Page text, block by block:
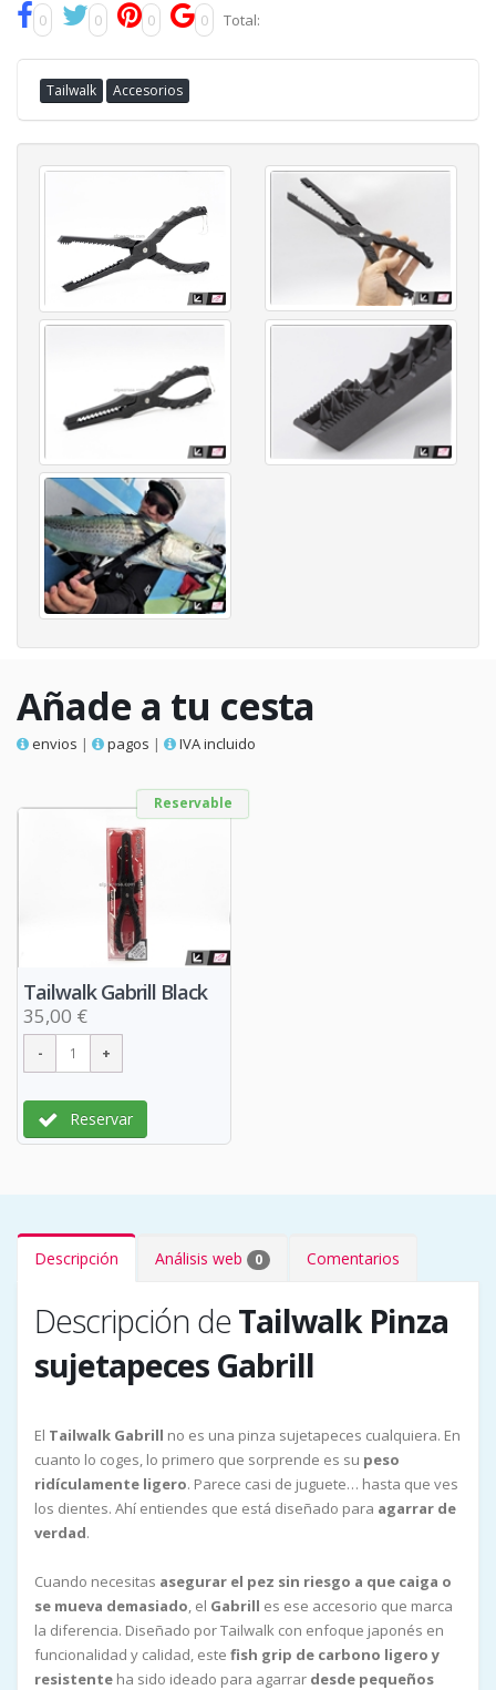
0 0 0 0 Total:
Tailwalk Accesorios
Añade a tu cesta
envios | pagos | IVA incluido
Reservable
Tailwalk Gabrill Black
35,00 €
Reservar
Descripción Análisis web 0 Comentarios
Descripción deTailwalk Pinza
sujetapeces Gabrill
El Tailwalk Gabrill no es una pinza sujetapeces cualquiera. En
cuanto lo coges, lo primero que sorprende es su peso
ridículamente ligero. Parece casi de juguete… hasta que ves
los dientes. Ahí entiendes que está diseñado para agarrar de
verdad.
Cuando necesitas asegurar el pez sin riesgo a que caiga o
se mueva demasiado, el Gabrill es ese accesorio que marca
la diferencia. Diseñado por Tailwalk con enfoque japonés en
funcionalidad y calidad, este fish grip de carbono ligero y
resistente ha sido ideado para agarrar desde pequeños